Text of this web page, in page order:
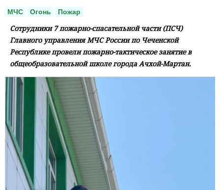
МЧС Огонь Пожар
Сотрудники 7 пожарно-спасательной части (ПСЧ)
Главного управления МЧС России по Чеченской
Республике провели пожарно-тактическое занятие в
общеобразовательной школе города Ачхой-Мартан.